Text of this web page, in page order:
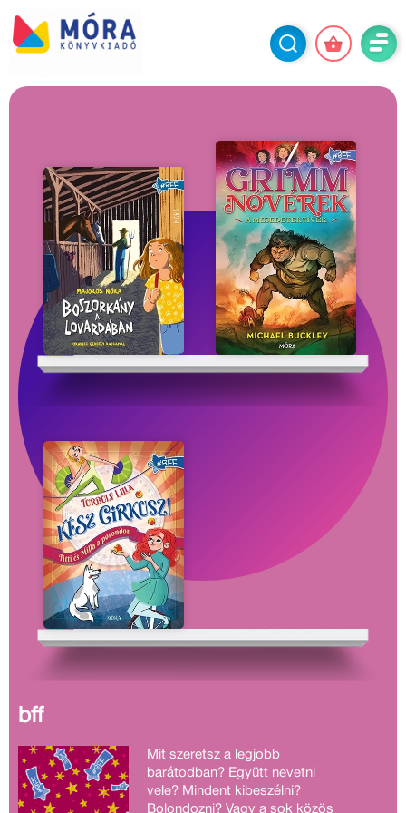
bff
Mit szeretsz a legjobb
barátodban? Együtt nevetni
vele? Mindent kibeszélni?
Bolondozni? Vagy a sok közös